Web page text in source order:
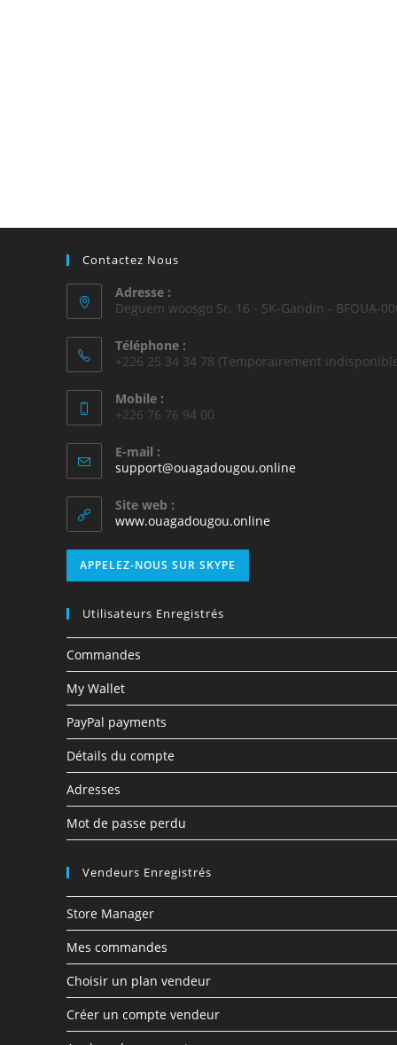
Contactez Nous
Adresse :
Deguem woosgo Sr. 16 - SK-Gandin - BFOUA-
Téléphone :
+226 25 34 34 78 (Temporairement
Mobile :
+226 76 76 94 00
E-mail :
support@ouagadougou.online
Site web :
www.ouagadougou.online
APPELEZ-NOUS SUR SKYPE
Utilisateurs Enregistrés
Commandes
My Wallet
PayPal payments
Détails du compte
Adresses
Mot de passe perdu
Vendeurs Enregistrés
Store Manager
Mes commandes
Choisir un plan vendeur
Créer un compte vendeur